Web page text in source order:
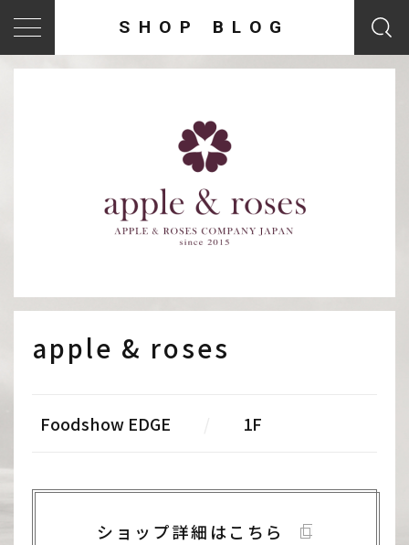
SHOP BLOG
apple & roses
Foodshow EDGE 1F
ショップ詳細はこちら